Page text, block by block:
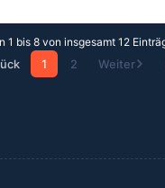
1 bis 8 von insgesamt 12
1 2 Weiter